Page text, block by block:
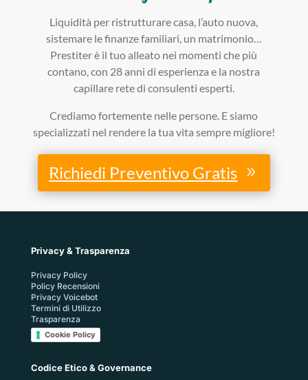
Liquidità per ristrutturare casa, l’auto nuova,
sistemare le finanze familiari, un matrimonio…
Prestiter è il tuo alleato nei momenti che più
contano, con 28 anni di esperienza e la nostra
capillare rete di consulenti esperti.
Crediamo fortemente nelle persone. E siamo
specializzati nel rendere la tua vita sempre migliore!
Richiedi Preventivo Gratis
Privacy & Trasparenza
Privacy Policy
Policy Recensioni
Privacy Voicebot
Termini di Utilizzo
Trasparenza
Cookie Policy
Codice Etico & Governance